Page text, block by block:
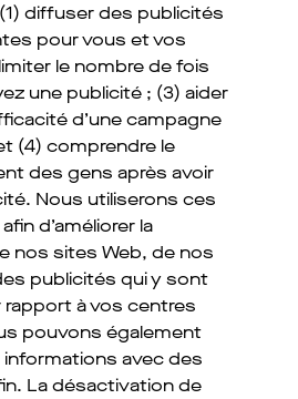
diffuser des publicités
pour vous et vos
le nombre de fois
une publicité ; (3) aider
d’une campagne
(4) comprendre le
des gens après avoir
Nous utiliserons ces
d’améliorer la
nos sites Web, de nos
publicités qui y sont
à vos centres
pouvons également
avec des
La désactivation de